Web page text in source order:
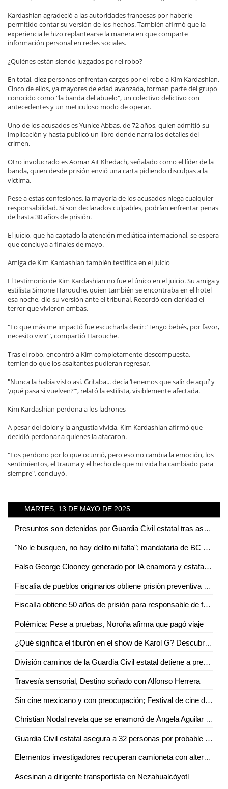
Kardashian agradeció a las autoridades francesas por haberle
permitido contar su versión de los hechos. También afirmó que la
experiencia le hizo replantearse la manera en que comparte
información personal en redes sociales.
¿Quiénes están siendo juzgados por el robo?
En total, diez personas enfrentan cargos por el robo a Kim Kardashian.
Cinco de ellos, ya mayores de edad avanzada, forman parte del grupo
conocido como "la banda del abuelo", un colectivo delictivo con
antecedentes y un meticuloso modo de operar.
Uno de los acusados es Yunice Abbas, de 72 años, quien admitió su
implicación y hasta publicó un libro donde narra los detalles del
crimen.
Otro involucrado es Aomar Aït Khedach, señalado como el líder de la
banda, quien desde prisión envió una carta pidiendo disculpas a la
víctima.
Pese a estas confesiones, la mayoría de los acusados niega cualquier
responsabilidad. Si son declarados culpables, podrían enfrentar penas
de hasta 30 años de prisión.
El juicio, que ha captado la atención mediática internacional, se espera
que concluya a finales de mayo.
Amiga de Kim Kardashian también testifica en el juicio
El testimonio de Kim Kardashian no fue el único en el juicio. Su amiga y
estilista Simone Harouche, quien también se encontraba en el hotel
esa noche, dio su versión ante el tribunal. Recordó con claridad el
terror que vivieron ambas.
"Lo que más me impactó fue escucharla decir: ‘Tengo bebés, por favor,
necesito vivir’", compartió Harouche.
Tras el robo, encontró a Kim completamente descompuesta,
temiendo que los asaltantes pudieran regresar.
"Nunca la había visto así. Gritaba... decía ‘tenemos que salir de aquí’ y
‘¿qué pasa si vuelven?’", relató la estilista, visiblemente afectada.
Kim Kardashian perdona a los ladrones
A pesar del dolor y la angustia vivida, Kim Kardashian afirmó que
decidió perdonar a quienes la atacaron.
"Los perdono por lo que ocurrió, pero eso no cambia la emoción, los
sentimientos, el trauma y el hecho de que mi vida ha cambiado para
siempre", concluyó.
MARTES, 13 DE MAYO DE 2025
Presuntos son detenidos por Guardia Civil estatal tras asegurarles dosis de enervantes
"No le busquen, no hay delito ni falta"; mandataria de BC descarta investigación
Falso George Clooney generado por IA enamora y estafa a una mujer
Fiscalía de pueblos originarios obtiene prisión preventiva contra señalado de violación, en la Huasteca Potosina
Fiscalía obtiene 50 años de prisión para responsable de feminicidio en Ciudad Valles, SLP
Polémica: Pese a pruebas, Noroña afirma que pagó viaje
¿Qué significa el tiburón en el show de Karol G? Descubre su poderoso simbolismo
División caminos de la Guardia Civil estatal detiene a presunto por tráfico ilegal de hidrocarburo
Travesía sensorial, Destino soñado con Alfonso Herrera
Sin cine mexicano y con preocupación; Festival de cine de Cannes
Christian Nodal revela que se enamoró de Ángela Aguilar cuando ella tenía 13 años y él 18
Guardia Civil estatal asegura a 32 personas por probable posesión de droga
Elementos investigadores recuperan camioneta con alteraciones en el número de serie en Rioverde
Asesinan a dirigente transportista en Nezahualcóyotl